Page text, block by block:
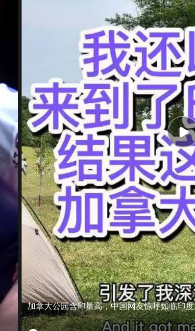
加拿大公园含印量高，中国网友惊呼如临印度